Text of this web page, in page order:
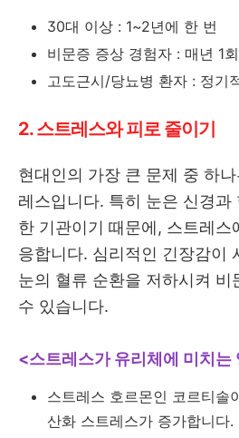
30대 이상 : 1~2년에 한 번
비문증 증상 경험자 : 매년 1
고도근시/당뇨병 환자 : 정기
2. 스트레스와 피로 줄이기
현대인의 가장 큰 문제 중 하
레스입니다. 특히 눈은 신경과
한 기관이기 때문에, 스트레스
응합니다. 심리적인 긴장감이
눈의 혈류 순환을 저하시켜 비
수 있습니다.
<스트레스가 유리체에 미치는
스트레스 호르몬인 코르티솔
산화 스트레스가 증가합니다.